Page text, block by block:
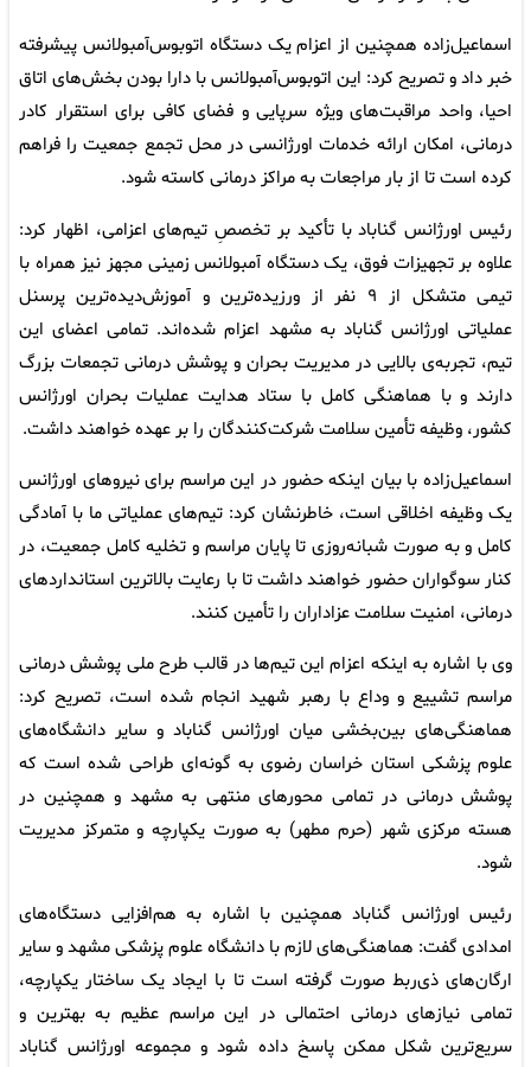
اسماعیل‌زاده همچنین از اعزام یک دستگاه اتوبوس‌آمبولانس پیشرفته
خبر داد و تصریح کرد: این اتوبوس‌آمبولانس با دارا بودن بخش‌های اتاق
احیا، واحد مراقبت‌های ویژه سرپایی و فضای کافی برای استقرار کادر
درمانی، امکان ارائه‌ خدمات اورژانسی در محل تجمع جمعیت را فراهم
کرده است تا از بار مراجعات به مراکز درمانی کاسته شود.
رئیس اورژانس گناباد با تأکید بر تخصصِ تیم‌های اعزامی، اظهار کرد:
علاوه بر تجهیزات فوق، یک دستگاه آمبولانس زمینی مجهز نیز همراه با
تیمی متشکل از ۹ نفر از ورزیده‌ترین و آموزش‌دیده‌ترین پرسنل
عملیاتی اورژانس گناباد به مشهد اعزام شده‌اند. تمامی اعضای این
تیم، تجربه‌ی بالایی در مدیریت بحران و پوشش درمانی تجمعات بزرگ
دارند و با هماهنگی کامل با ستاد هدایت عملیات بحران اورژانس
کشور، وظیفه‌ تأمین سلامت شرکت‌کنندگان را بر عهده خواهند داشت.
اسماعیل‌زاده با بیان اینکه حضور در این مراسم برای نیروهای اورژانس
یک وظیفه‌ اخلاقی است، خاطرنشان کرد: تیم‌های عملیاتی ما با آمادگی
کامل و به صورت شبانه‌روزی تا پایان مراسم و تخلیه‌ کامل جمعیت، در
کنار سوگواران حضور خواهند داشت تا با رعایت بالاترین استانداردهای
درمانی، امنیت سلامت عزاداران را تأمین کنند.
وی با اشاره به اینکه اعزام این تیم‌ها در قالب طرح ملی پوشش درمانی
مراسم تشییع و وداع با رهبر شهید انجام شده است، تصریح کرد:
هماهنگی‌های بین‌بخشی میان اورژانس گناباد و سایر دانشگاه‌های
علوم پزشکی استان خراسان رضوی به گونه‌ای طراحی شده است که
پوشش درمانی در تمامی محورهای منتهی به مشهد و همچنین در
هسته‌ مرکزی شهر (حرم مطهر) به صورت یکپارچه و متمرکز مدیریت
شود.
رئیس اورژانس گناباد همچنین با اشاره به هم‌افزایی دستگاه‌های
امدادی گفت: هماهنگی‌های لازم با دانشگاه علوم پزشکی مشهد و سایر
ارگان‌های ذی‌ربط صورت گرفته است تا با ایجاد یک ساختار یکپارچه،
تمامی نیازهای درمانی احتمالی در این مراسم عظیم به بهترین و
سریع‌ترین شکل ممکن پاسخ داده شود و مجموعه اورژانس گناباد